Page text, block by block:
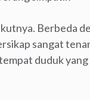
Berbeda
sangat
duduk